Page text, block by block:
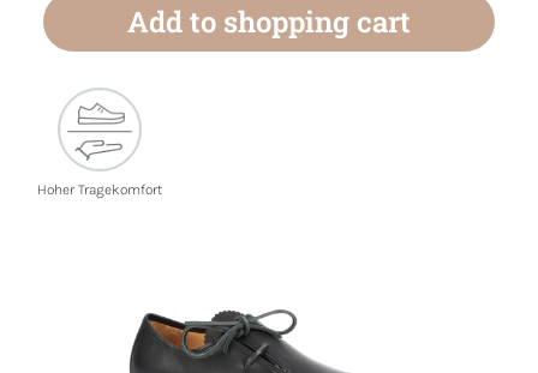
Add to shopping cart
Hoher Tragekomfort